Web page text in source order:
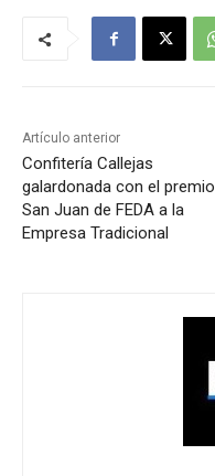
Artículo anterior
Confitería Callejas
galardonada con el premio
San Juan de FEDA a la
Empresa Tradicional